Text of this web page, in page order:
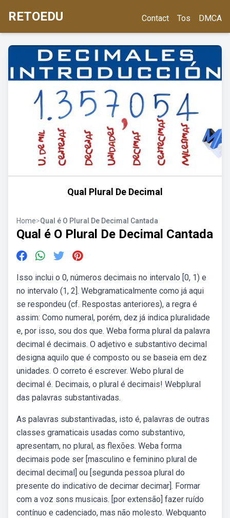
RETOEDU Contact Tos DMCA
Qual Plural De Decimal
Home>Qual é O Plural De Decimal Cantada
Qual é O Plural De Decimal Cantada
Isso inclui o 0, números decimais no intervalo [0, 1) e
no intervalo (1, 2]. Webgramaticalmente como já aqui
se respondeu (cf. Respostas anteriores), a regra é
assim: Como numeral, porém, dez já indica pluralidade
e, por isso, sou dos que. Weba forma plural da palavra
decimal é decimais. O adjetivo e substantivo decimal
designa aquilo que é composto ou se baseia em dez
unidades. O correto é escrever. Webo plural de
decimal é. Decimais, o plural é decimais! Webplural
das palavras substantivadas.
As palavras substantivadas, isto é, palavras de outras
classes gramaticais usadas como substantivo,
apresentam, no plural, as flexões. Weba forma
decimais pode ser [masculino e feminino plural de
decimal decimal] ou [segunda pessoa plural do
presente do indicativo de decimar decimar]. Formar
com a voz sons musicais. [por extensão] fazer ruído
contínuo e cadenciado, mas não molesto. Webquanto